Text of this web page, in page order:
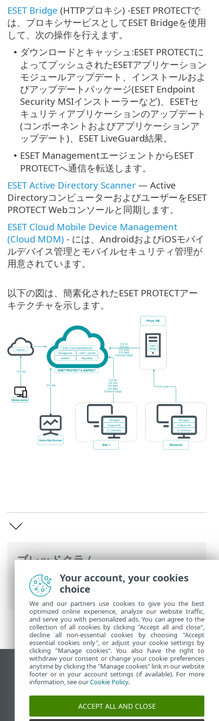
ブレッドクラム
ESETオンラインヘルプ>ESET PROTECT>
ESET PROTECTの概要
ESET Bridge (HTTPプロキシ) -ESET PROTECTで
は、プロキシサービスとしてESET Bridgeを使用
して、次の操作を行えます。
• ダウンロードとキャッシュ:ESET PROTECTに
よってプッシュされたESETアプリケーション
モジュールアップデート、インストールおよ
びアップデートパッケージ(ESET Endpoint
Security MSIインストーラーなど)、ESETセ
キュリティアプリケーションのアップデート
(コンポーネントおよびアプリケーションア
ップデート)、ESET LiveGuard結果。
• ESET ManagementエージェントからESET
PROTECTへ通信を転送します。
ESET Active Directory Scanner — Active
DirectoryコンピューターおよびユーザーをESET
PROTECT Webコンソールと同期します。
ESET Cloud Mobile Device Management
(Cloud MDM) - には、AndroidおよびiOSモバイ
ルデバイス管理とモバイルセキュリティ管理が
用意されています。
以下の図は、簡素化されたESET PROTECTアー
キテクチャを示します。
デスクトップサイトの表示
End of Life
ESETナレッジベース
ESETフォーラム
Your account, your cookies
choice
We and our partners use cookies to give you the best
optimized online experience, analyze our website traffic,
and serve you with personalized ads. You can agree to the
collection of all cookies by clicking "Accept all and close",
decline all non-essential cookies by choosing "Accept
essential cookies only", or adjust your cookie settings by
clicking "Manage cookies". You also have the right to
withdraw your consent or change your cookie preferences
anytime by clicking the "Manage cookies" link in our website
footer or in your account settings (if available). For more
information, see ourCookie Policy.
ACCEPT ALL AND CLOSE